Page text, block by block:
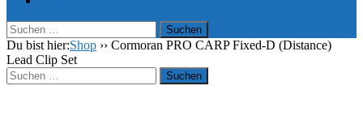
Suchen
nach:
Du bist hier:Shop ›› Cormoran PRO CARP Fixed-D (Distance)
Lead Clip Set
Suchen
nach: